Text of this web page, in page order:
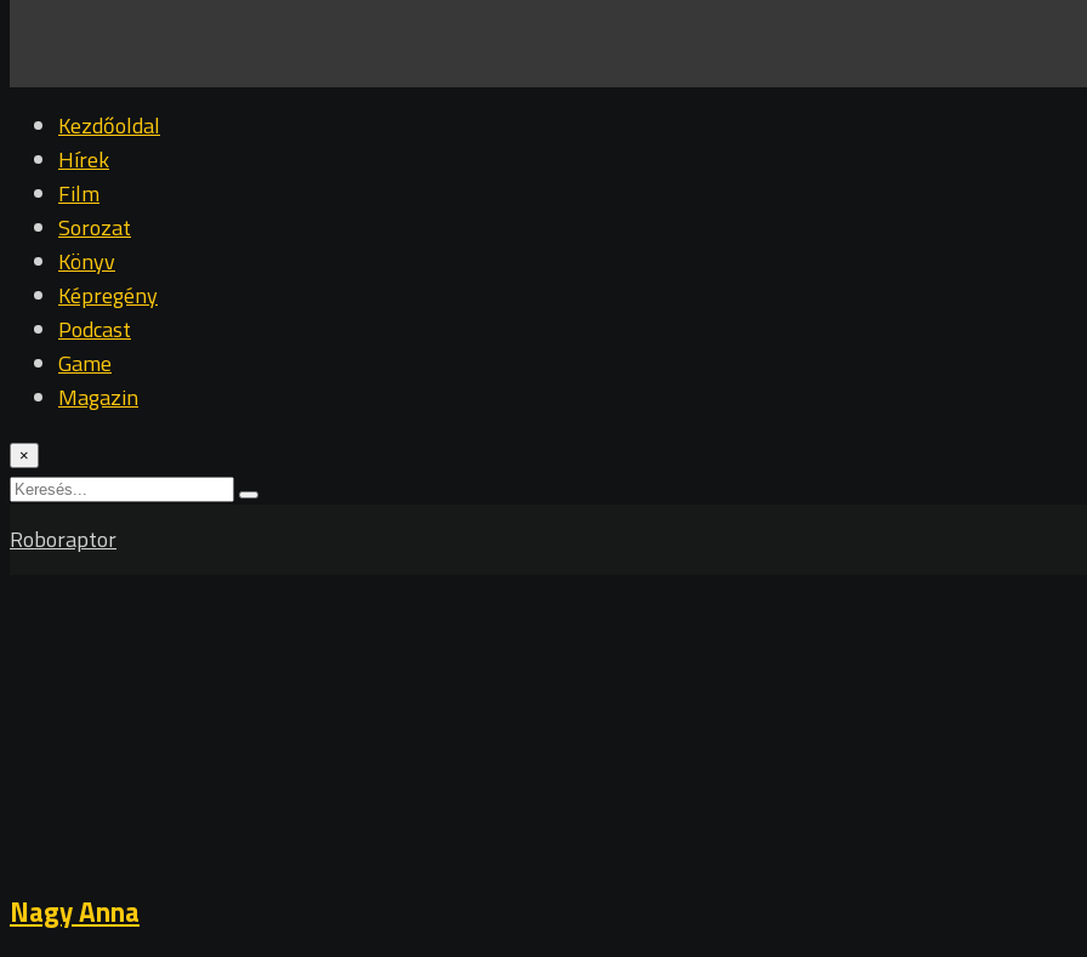
Kezdőoldal
Hírek
Film
Sorozat
Könyv
Képregény
Podcast
Game
Magazin
×
Roboraptor
Nagy Anna